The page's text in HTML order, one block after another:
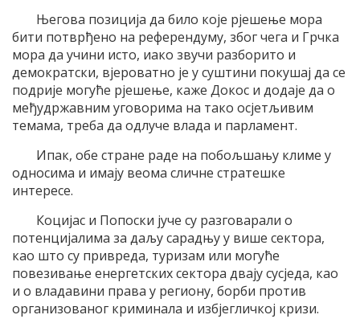
Његова позиција да било које рјешење мора
бити потврђено на референдуму, због чега и Грчка
мора да учини исто, иако звучи разборито и
демократски, вјероватно је у суштини покушај да се
подрије могуће рјешење, каже Докос и додаје да о
међудржавним уговорима на тако осјетљивим
темама, треба да одлуче влада и парламент.
Ипак, обе стране раде на побољшању климе у
односима и имају веома сличне стратешке
интересе.
Коцијас и Попоски јуче су разговарали о
потенцијалима за даљу сарадњу у више сектора,
као што су привреда, туризам или могуће
повезивање енергетских сектора двају сусједа, као
и о владавини права у региону, борби против
организованог криминала и избјегличкој кризи.